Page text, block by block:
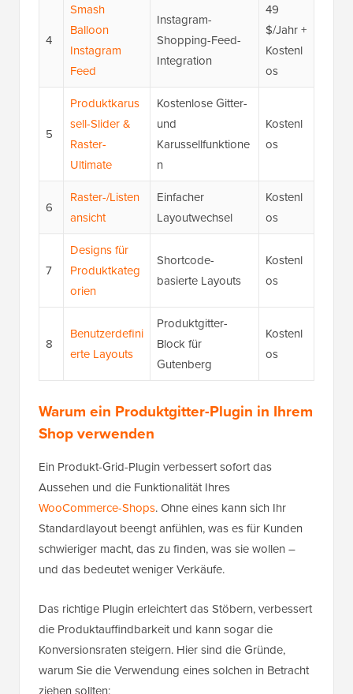
4
Smash
Balloon
Instagram
Feed
Instagram-
Shopping-Feed-
Integration
49
$/Jahr +
Kostenl
os
5
Produktkarus
sell-Slider &
Raster-
Ultimate
Kostenlose Gitter-
und
Karussellfunktione
n
Kostenl
os
6
Raster-/Listen
ansicht
Einfacher
Layoutwechsel
Kostenl
os
7
Designs für
Produktkateg
orien
Shortcode-
basierte Layouts
Kostenl
os
8
Benutzerdefini
erte Layouts
Produktgitter-
Block für
Gutenberg
Kostenl
os
Warum ein Produktgitter-Plugin in Ihrem
Shop verwenden
Ein Produkt-Grid-Plugin verbessert sofort das
Aussehen und die Funktionalität Ihres
WooCommerce-Shops. Ohne eines kann sich Ihr
Standardlayout beengt anfühlen, was es für Kunden
schwieriger macht, das zu finden, was sie wollen –
und das bedeutet weniger Verkäufe.
Das richtige Plugin erleichtert das Stöbern, verbessert
die Produktauffindbarkeit und kann sogar die
Konversionsraten steigern. Hier sind die Gründe,
warum Sie die Verwendung eines solchen in Betracht
ziehen sollten: